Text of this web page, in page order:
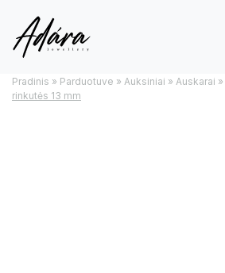
Pradinis » Parduotuve » Auksiniai » Auskarai »
rinkutės 13 mm